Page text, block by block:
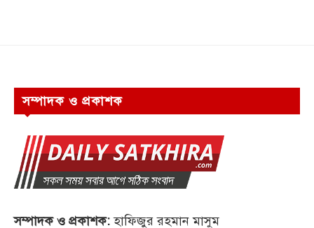
সম্পাদক ও প্রকাশক
সম্পাদক ও প্রকাশক:হাফিজুর রহমান মাসুম